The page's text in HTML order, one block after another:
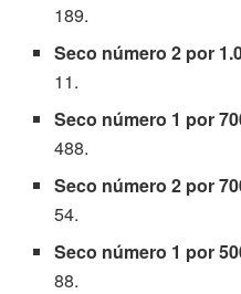
189.
Seco número 2 por
11.
Seco número 1 por
488.
Seco número 2 por
54.
Seco número 1 por
88.